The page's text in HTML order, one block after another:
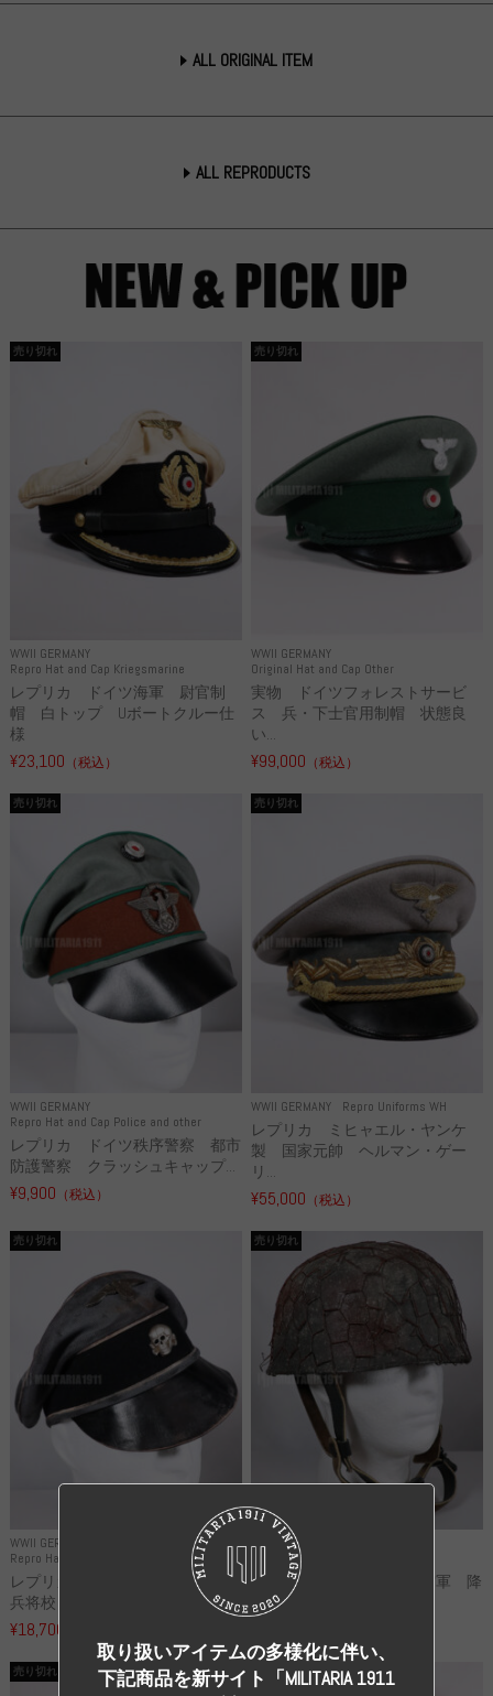
ALL ORIGINAL ITEM
ALL REPRODUCTS
WWII GERMANY
Repro Hat and Cap Kriegsmarine
売り切れ
レプリカ ドイツ海軍 尉官制
帽 白トップ Uボートクルー仕
様
¥23,100 （税込）
WWII GERMANY
Original Hat and Cap Other
売り切れ
実物 ドイツフォレストサービ
ス 兵・下士官用制帽 状態良
い...
¥99,000 （税込）
WWII GERMANY
Repro Hat and Cap Police and other
売り切れ
レプリカ ドイツ秩序警察 都市
防護警察 クラッシュキャップ...
¥9,900 （税込）
WWII GERMANY Repro Uniforms WH
売り切れ
レプリカ ミヒャエル・ヤンケ
製 国家元帥 ヘルマン・ゲー
リ...
¥55,000 （税込）
WWII GERMANY
Repro Hat and Cap SS and WSS
売り切れ
レプリカ 武装親衛隊 WSS 歩
兵将校 クラッシュキャップ ...
¥18,700
WWII GERMANY
Repro Hat and Cap Luftwaffe
売り切れ
高品質レプリカ ドイツ空軍 降
下猟兵 ヘルメット
売り切れ 売り切れ
取り扱いアイテムの多様化に伴い、
下記商品を新サイト「MILITARIA 1911